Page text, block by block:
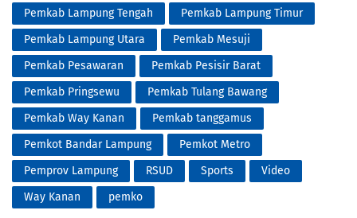
Pemkab Lampung Tengah
Pemkab Lampung Timur
Pemkab Lampung Utara
Pemkab Mesuji
Pemkab Pesawaran
Pemkab Pesisir Barat
Pemkab Pringsewu
Pemkab Tulang Bawang
Pemkab Way Kanan
Pemkab tanggamus
Pemkot Bandar Lampung
Pemkot Metro
Pemprov Lampung
RSUD Sports
Video
Way Kanan
pemko